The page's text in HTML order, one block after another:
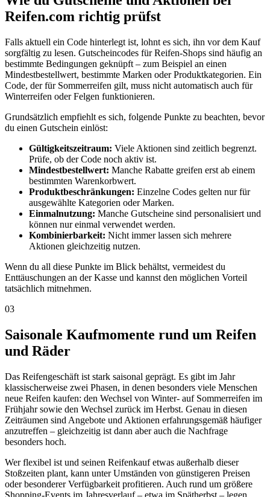
Reifen.com richtig prüfst
Falls aktuell ein Code hinterlegt ist, lohnt es sich, ihn vor dem Kauf
sorgfältig zu lesen. Gutscheincodes für Reifen-Shops sind häufig an
bestimmte Bedingungen geknüpft – zum Beispiel an einen
Mindestbestellwert, bestimmte Marken oder Produktkategorien. Ein
Code, der für Sommerreifen gilt, muss nicht automatisch auch für
Winterreifen oder Felgen funktionieren.
Grundsätzlich empfiehlt es sich, folgende Punkte zu beachten, bevor
du einen Gutschein einlöst:
Gültigkeitszeitraum: Viele Aktionen sind zeitlich begrenzt.
Prüfe, ob der Code noch aktiv ist.
Mindestbestellwert: Manche Rabatte greifen erst ab einem
bestimmten Warenkorbwert.
Produktbeschränkungen: Einzelne Codes gelten nur für
ausgewählte Kategorien oder Marken.
Einmalnutzung: Manche Gutscheine sind personalisiert und
können nur einmal verwendet werden.
Kombinierbarkeit: Nicht immer lassen sich mehrere
Aktionen gleichzeitig nutzen.
Wenn du all diese Punkte im Blick behältst, vermeidest du
Enttäuschungen an der Kasse und kannst den möglichen Vorteil
tatsächlich mitnehmen.
03
Saisonale Kaufmomente rund um Reifen
und Räder
Das Reifengeschäft ist stark saisonal geprägt. Es gibt im Jahr
klassischerweise zwei Phasen, in denen besonders viele Menschen
neue Reifen kaufen: den Wechsel von Winter- auf Sommerreifen im
Frühjahr sowie den Wechsel zurück im Herbst. Genau in diesen
Zeiträumen sind Angebote und Aktionen erfahrungsgemäß häufiger
anzutreffen – gleichzeitig ist dann aber auch die Nachfrage
besonders hoch.
Wer flexibel ist und seinen Reifenkauf etwas außerhalb dieser
Stoßzeiten plant, kann unter Umständen von günstigeren Preisen
oder besonderer Verfügbarkeit profitieren. Auch rund um größere
Shopping-Events im Jahresverlauf – etwa im Spätherbst – legen